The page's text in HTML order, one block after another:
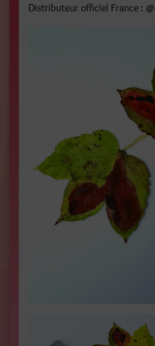
Distributeur officiel France :